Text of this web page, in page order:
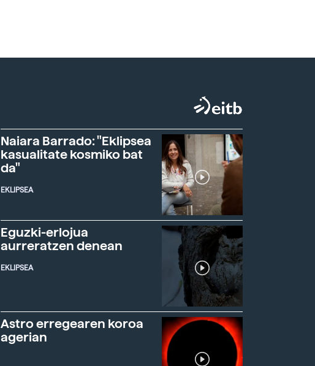
Naiara Barrado: "Eklipsea
kasualitate kosmiko bat
da"
EKLIPSEA
Eguzki-erlojua
aurreratzen denean
EKLIPSEA
Astro erregearen koroa
agerian